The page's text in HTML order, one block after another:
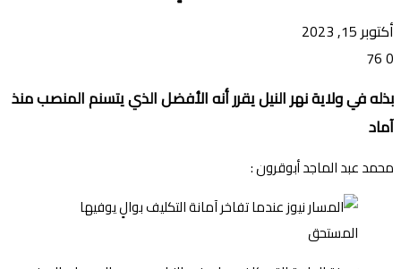
أكتوبر 15, 2023
0
بذله في ولاية نهر النيل يقرر أنه الأفضل الذي يتسنم المنصب منذ
آماد
محمد عبد الماجد أبوقرون :